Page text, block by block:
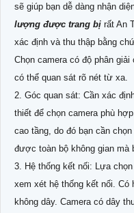
sẽ giúp bạn dễ dàng nhận
lượng được trang bị rất An
xác định và thu thập bằng
Chọn camera có độ phân
có thể quan sát rõ nét từ xa.
2. Góc quan sát: Cần xác
thiết để chọn camera phù
cao tầng, do đó bạn cần
được toàn bộ không gian mà
3. Hệ thống kết nối: Lựa
xem xét hệ thống kết nối. Có
không dây. Camera có dây